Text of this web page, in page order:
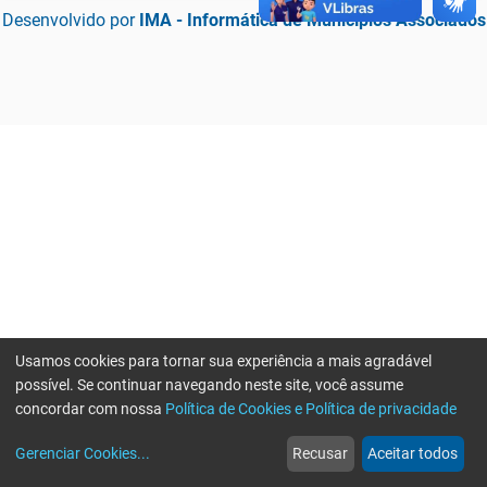
Desenvolvido por IMA - Informática de Municípios Associados
web
Notícias
more_horiz
Mais
Usamos cookies para tornar sua experiência a mais agradável
possível. Se continuar navegando neste site, você assume
concordar com nossa Política de Cookies e Política de privacidade
Gerenciar Cookies... Recusar Aceitar todos
Erro ao enviar informações, por favor tente novamente